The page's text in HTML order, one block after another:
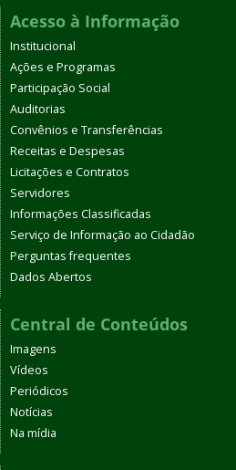
Acesso à Informação
Institucional
Ações e Programas
Participação Social
Auditorias
Convênios e Transferências
Receitas e Despesas
Licitações e Contratos
Servidores
Informações Classificadas
Serviço de Informação ao Cidadão
Perguntas frequentes
Dados Abertos
Central de Conteúdos
Imagens
Vídeos
Periódicos
Notícias
Na mídia